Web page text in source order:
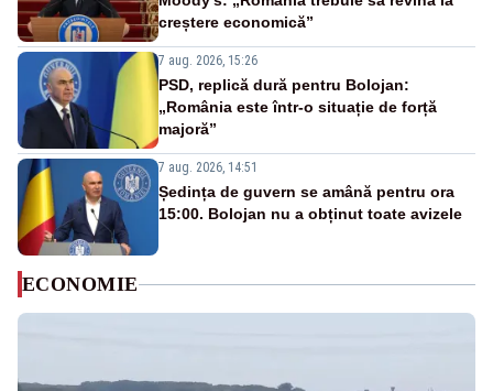
creștere economică”
7 aug. 2026, 15:26
PSD, replică dură pentru Bolojan:
„România este într-o situație de forță
majoră”
7 aug. 2026, 14:51
Ședința de guvern se amână pentru ora
15:00. Bolojan nu a obținut toate avizele
ECONOMIE